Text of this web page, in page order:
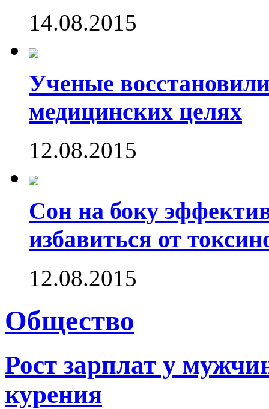
14.08.2015
Ученые
медицинских целях
12.08.2015
Сон на боку
избавиться от
12.08.2015
Общество
Рост зарплат у
курения